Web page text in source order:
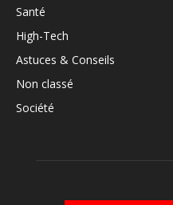
Santé
High-Tech
Astuces & Conseils
Non classé
Société